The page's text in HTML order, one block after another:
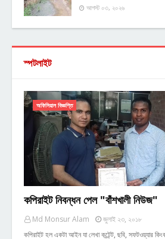
আগস্ট ০৩, ২০২৬
স্পটলাইট
অফিসিয়াল বিজ্ঞপ্তি
কপিরাইট নিবন্ধন পেল "বাঁশখালী নিউজ"
Md Monsur Alam
জুলাই ২৩, ২০১৮
কপিরাইট হল একটা আইন যা লেখা কন্টেন্ট, ছবি, সফটওয়্যার